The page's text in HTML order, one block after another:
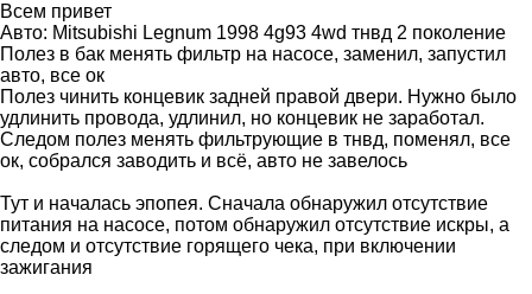
Всем привет
Авто: Mitsubishi Legnum 1998 4g93 4wd тнвд 2 поколение
Полез в бак менять фильтр на насосе, заменил, запустил
авто, все ок
Полез чинить концевик задней правой двери. Нужно было
удлинить провода, удлинил, но концевик не заработал.
Следом полез менять фильтрующие в тнвд, поменял, все
ок, собрался заводить и всё, авто не завелось
Тут и началась эпопея. Сначала обнаружил отсутствие
питания на насосе, потом обнаружил отсутствие искры, а
следом и отсутствие горящего чека, при включении
зажигания